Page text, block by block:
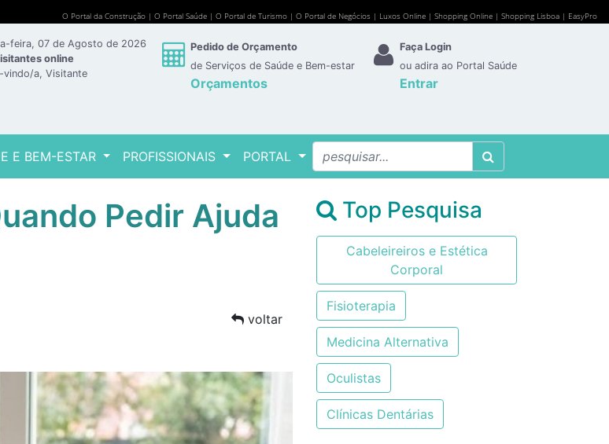
O Portal da Construção | O Portal Saúde | O Portal de Turismo | O Portal de Negócios | Luxos Online | Shopping Online | Shopping Lisboa | EasyPro
feira, 07 de Agosto de 2026
online
vindo/a, Visitante
Pedido de Orçamento
de Serviços de Saúde e Bem-estar
Orçamentos
Faça Login
ou adira ao Portal Saúde
Entrar
E BEM-ESTAR PROFISSIONAIS PORTAL
Pedir Ajuda
voltar
Top Pesquisa
Cabeleireiros e Estética
Corporal
Fisioterapia
Medicina Alternativa
Oculistas
Clínicas Dentárias